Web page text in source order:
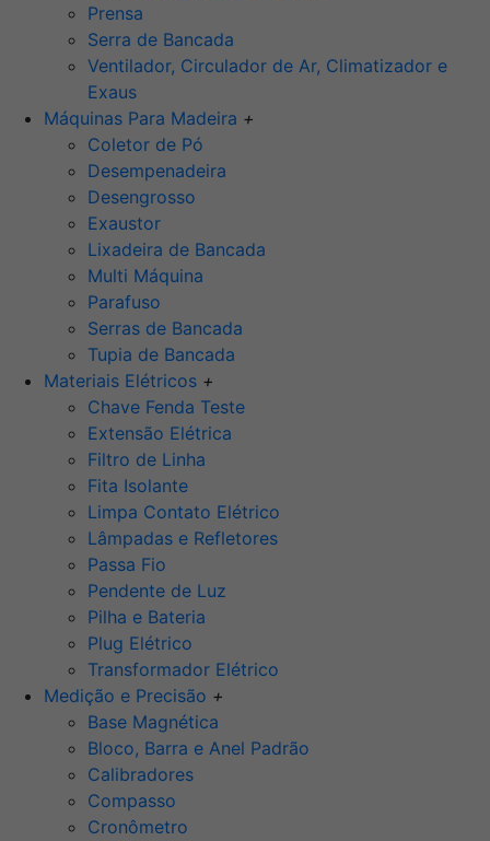
Prensa
Serra de Bancada
Ventilador, Circulador de Ar, Climatizador e
Exaus
Máquinas Para Madeira +
Coletor de Pó
Desempenadeira
Desengrosso
Exaustor
Lixadeira de Bancada
Multi Máquina
Parafuso
Serras de Bancada
Tupia de Bancada
Materiais Elétricos +
Chave Fenda Teste
Extensão Elétrica
Filtro de Linha
Fita Isolante
Limpa Contato Elétrico
Lâmpadas e Refletores
Passa Fio
Pendente de Luz
Pilha e Bateria
Plug Elétrico
Transformador Elétrico
Medição e Precisão +
Base Magnética
Bloco, Barra e Anel Padrão
Calibradores
Compasso
Cronômetro